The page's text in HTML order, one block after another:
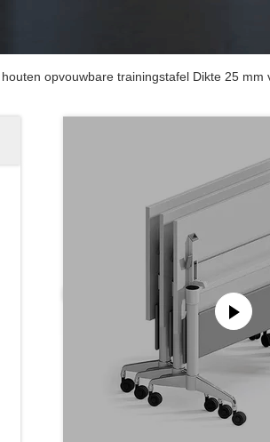
opvouwbare trainingstafel Dikte 25 mm